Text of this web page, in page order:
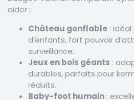
aider :
Château gonflable :
d’enfants, fort pouvoir
surveillance.
Jeux en bois géants :
durables, parfaits pour
réduits.
Baby-foot humain :